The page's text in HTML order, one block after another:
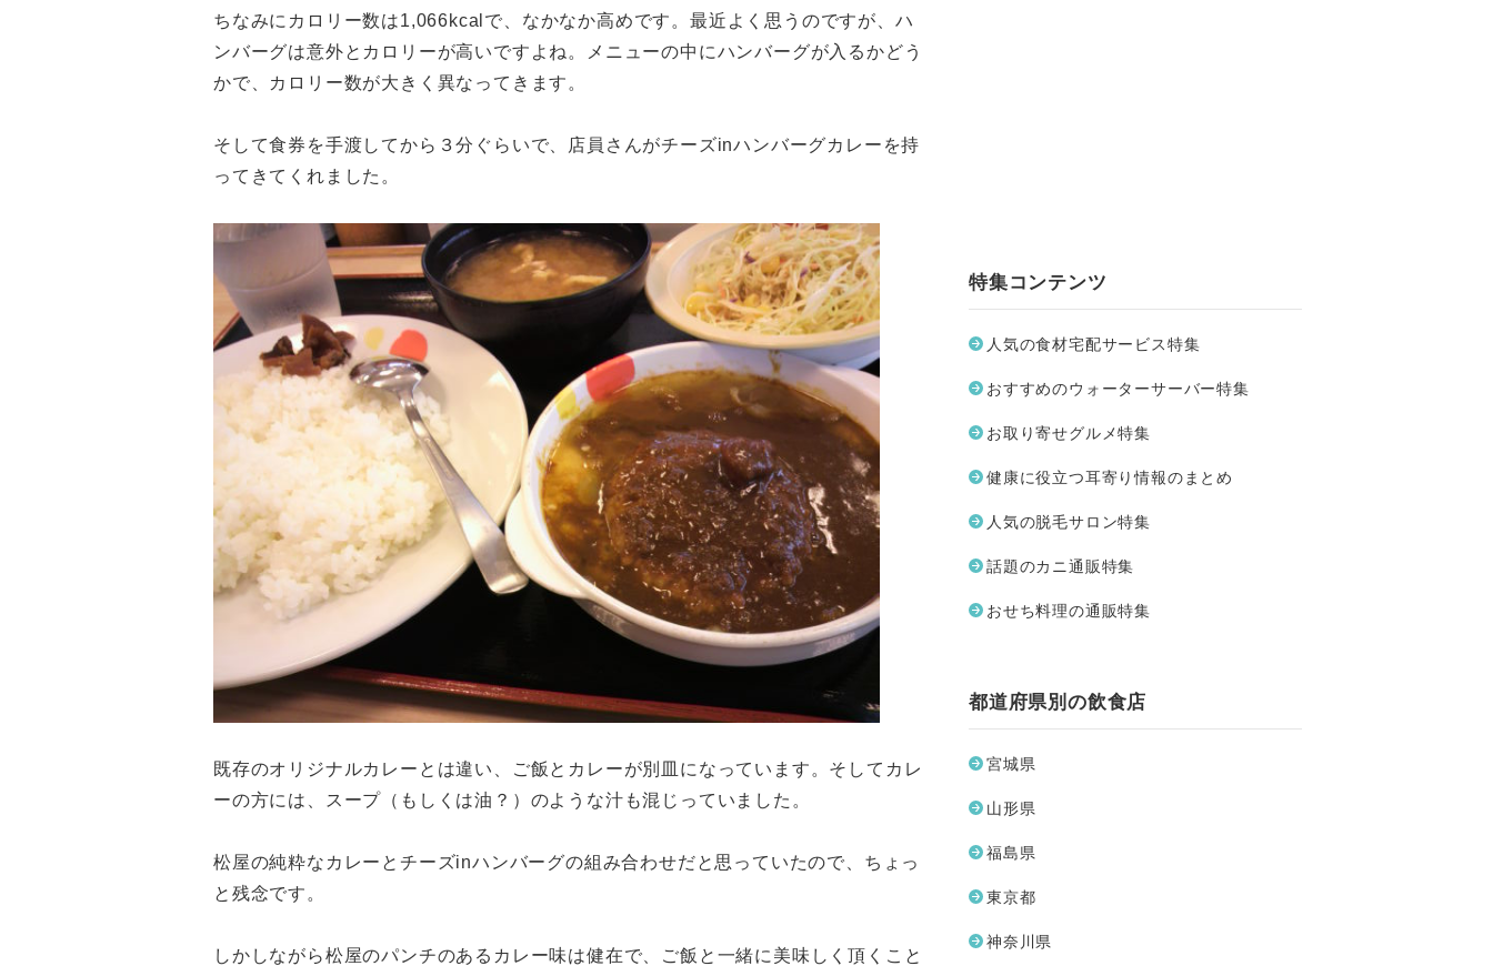
ちなみにカロリー数は1,066kcalで、なかなか高めです。最近よく思うのですが、ハ
ンバーグは意外とカロリーが高いですよね。メニューの中にハンバーグが入るかどう
かで、カロリー数が大きく異なってきます。
そして食券を手渡してから３分ぐらいで、店員さんがチーズinハンバーグカレーを持
ってきてくれました。
既存のオリジナルカレーとは違い、ご飯とカレーが別皿になっています。そしてカレ
ーの方には、スープ（もしくは油？）のような汁も混じっていました。
松屋の純粋なカレーとチーズinハンバーグの組み合わせだと思っていたので、ちょっ
と残念です。
しかしながら松屋のパンチのあるカレー味は健在で、ご飯と一緒に美味しく頂くこと
特集コンテンツ
人気の食材宅配サービス特集
おすすめのウォーターサーバー特集
お取り寄せグルメ特集
健康に役立つ耳寄り情報のまとめ
人気の脱毛サロン特集
話題のカニ通販特集
おせち料理の通販特集
都道府県別の飲食店
宮城県
山形県
福島県
東京都
神奈川県